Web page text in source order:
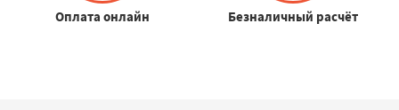
Оплата онлайн Безналичный расчёт